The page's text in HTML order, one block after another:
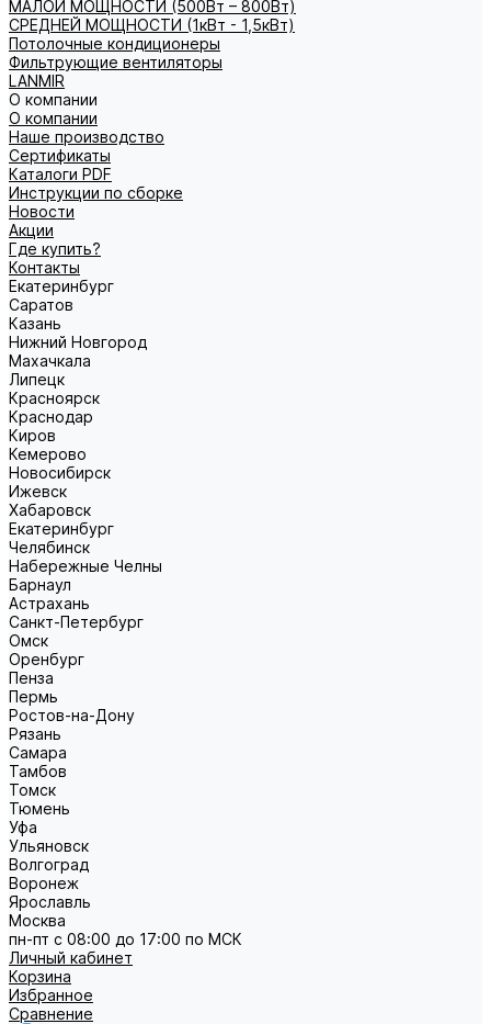
МАЛОЙ МОЩНОСТИ (500Вт – 800Вт)
СРЕДНЕЙ МОЩНОСТИ (1кВт - 1,5кВт)
Потолочные кондиционеры
Фильтрующие вентиляторы
LANMIR
О компании
О компании
Наше производство
Сертификаты
Каталоги PDF
Инструкции по сборке
Новости
Акции
Где купить?
Контакты
Екатеринбург
Саратов
Казань
Нижний Новгород
Махачкала
Липецк
Красноярск
Краснодар
Киров
Кемерово
Новосибирск
Ижевск
Хабаровск
Екатеринбург
Челябинск
Набережные Челны
Барнаул
Астрахань
Санкт-Петербург
Омск
Оренбург
Пенза
Пермь
Ростов-на-Дону
Рязань
Самара
Тамбов
Томск
Тюмень
Уфа
Ульяновск
Волгоград
Воронеж
Ярославль
Москва
пн-пт с 08:00 до 17:00 по МСК
Личный кабинет
Корзина
Избранное
Сравнение